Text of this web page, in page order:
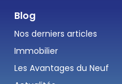
Blog
Nos derniers articles
Immobilier
Les Avantages du Neuf